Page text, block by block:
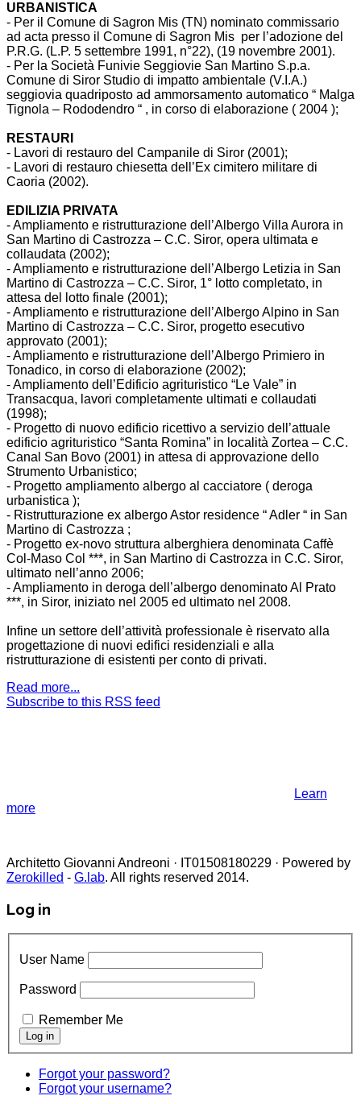
URBANISTICA
- Per il Comune di Sagron Mis (TN) nominato commissario
ad acta presso il Comune di Sagron Mis per l’adozione del
P.R.G. (L.P. 5 settembre 1991, n°22), (19 novembre 2001).
- Per la Società Funivie Seggiovie San Martino S.p.a.
Comune di Siror Studio di impatto ambientale (V.I.A.)
seggiovia quadriposto ad ammorsamento automatico “ Malga
Tignola – Rododendro “ , in corso di elaborazione ( 2004 );
RESTAURI
- Lavori di restauro del Campanile di Siror (2001);
- Lavori di restauro chiesetta dell’Ex cimitero militare di
Caoria (2002).
EDILIZIA PRIVATA
- Ampliamento e ristrutturazione dell’Albergo Villa Aurora in
San Martino di Castrozza – C.C. Siror, opera ultimata e
collaudata (2002);
- Ampliamento e ristrutturazione dell’Albergo Letizia in San
Martino di Castrozza – C.C. Siror, 1° lotto completato, in
attesa del lotto finale (2001);
- Ampliamento e ristrutturazione dell’Albergo Alpino in San
Martino di Castrozza – C.C. Siror, progetto esecutivo
approvato (2001);
- Ampliamento e ristrutturazione dell’Albergo Primiero in
Tonadico, in corso di elaborazione (2002);
- Ampliamento dell’Edificio agrituristico “Le Vale” in
Transacqua, lavori completamente ultimati e collaudati
(1998);
- Progetto di nuovo edificio ricettivo a servizio dell’attuale
edificio agrituristico “Santa Romina” in località Zortea – C.C.
Canal San Bovo (2001) in attesa di approvazione dello
Strumento Urbanistico;
- Progetto ampliamento albergo al cacciatore ( deroga
urbanistica );
- Ristrutturazione ex albergo Astor residence “ Adler “ in San
Martino di Castrozza ;
- Progetto ex-novo struttura alberghiera denominata Caffè
Col-Maso Col ***, in San Martino di Castrozza in C.C. Siror,
ultimato nell’anno 2006;
- Ampliamento in deroga dell’albergo denominato Al Prato
***, in Siror, iniziato nel 2005 ed ultimato nel 2008.
Infine un settore dell’attività professionale è riservato alla
progettazione di nuovi edifici residenziali e alla
ristrutturazione di esistenti per conto di privati.
Read more...
Subscribe to this RSS feed
Learn
more
Architetto Giovanni Andreoni · IT01508180229 · Powered by
Zerokilled - G.lab. All rights reserved 2014.
Log in
User Name
Password
Remember Me
Forgot your password?
Forgot your username?